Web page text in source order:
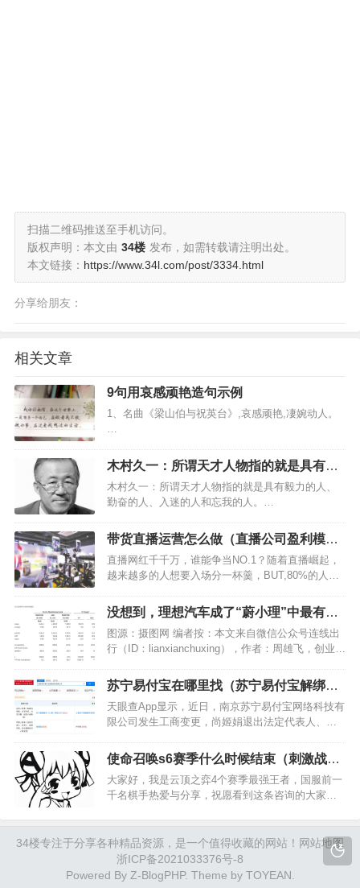
扫描二维码推送至手机访问。
版权声明：本文由 34楼 发布，如需转载请注明出处。
本文链接： https://www.34l.com/post/3334.html
分享给朋友：
相关文章
9句用哀感顽艳造句示例
1、名曲《梁山伯与祝英台》,哀感顽艳,凄婉动人。
…
木村久一：所谓天才人物指的就是具有毅
力的人、勤奋的人、入迷的人和忘我的人
木村久一：所谓天才人物指的就是具有毅力的人、
勤奋的人、入迷的人和忘我的人。…
带货直播运营怎么做（直播公司盈利模
式）
直播网红千千万，谁能争当NO.1？随着直播崛起，
越来越多的人想要入场分一杯羹，BUT,80%的人都
才能快速脱颖而出呢？掌握这四大直播运营的内容
规则，人气轻松翻倍！1. 直播内容多样化…
没想到，理想汽车成了“蔚小理”中最有钱
的公司
图源：摄图网 编者按：本文来自微信公众号连线出
行（ID：lianxianchuxing），作者：周雄飞，创业邦
弟之中最落魄的一家。 理想汽车于2015年7月由李
想创立，虽然与蔚来、小鹏相比起步…
苏宁易付宝在哪里找（苏宁易付宝解绑流
程）
天眼查App显示，近日，南京苏宁易付宝网络科技有
限公司发生工商变更，尚姬娟退出法定代表人、执
付宝网络科技有限公司成立于2011年1月，注册资本
为10亿人民币，经营范围包含互联网支付；计算机
网络…
使命召唤s6赛季什么时候结束（刺激战场
s1到s6时间）
大家好，我是云顶之弈4个赛季最强王者，国服前一
千名棋手热爱与分享，祝愿看到这条咨询的大家早
S6的消息被提前一周放了出来，那么热爱就带大家
来看看这个…
34楼专注于分享各种精品资源，是一个值得收藏的网站！ 网站地图
浙ICP备2021033376号-8
Powered By Z-BlogPHP. Theme by TOYEAN